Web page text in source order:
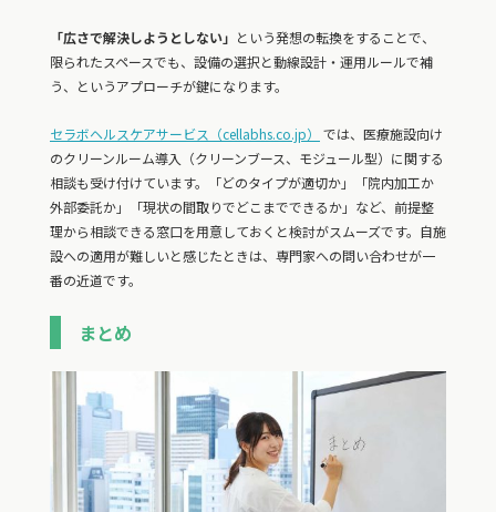
「広さで解決しようとしない」 という発想の転換をすることで、
限られたスペースでも、設備の選択と動線設計・運用ルールで補
う、というアプローチが鍵になります。
セラボヘルスケアサービス（cellabhs.co.jp）
では、医療施設向け
のクリーンルーム導入（クリーンブース、モジュール型）に関する
相談も受け付けています。「どのタイプが適切か」「院内加工か
外部委託か」「現状の間取りでどこまでできるか」など、前提整
理から相談できる窓口を用意しておくと検討がスムーズです。自施
設への適用が難しいと感じたときは、専門家への問い合わせが一
番の近道です。
まとめ